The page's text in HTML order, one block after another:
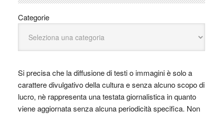
Categorie
Si precisa che la diffusione di testi o immagini è solo a
carattere divulgativo della cultura e senza alcuno scopo di
lucro, nè rappresenta una testata giornalistica in quanto
viene aggiornata senza alcuna periodicità specifica. Non